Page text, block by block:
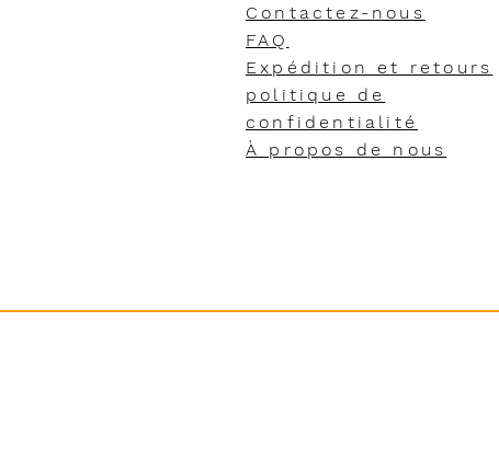
Contactez-nous
FAQ
Expédition et retours
politique de
confidentialité
À propos de nous